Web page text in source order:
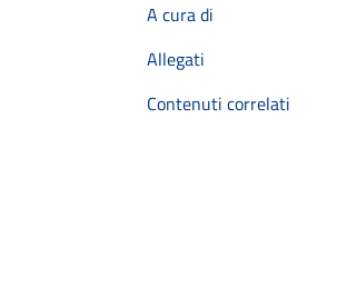
A cura di
Allegati
Contenuti correlati